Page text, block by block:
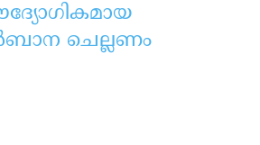
ചെല്ലണം